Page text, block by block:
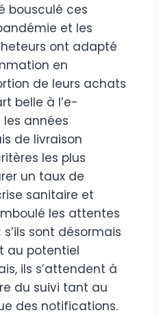
bousculé ces
et les
ont adapté
en
de leurs achats
belle à l’e-
années
de livraison
les plus
un taux de
sanitaire et
les attentes
sont désormais
au potentiel
ils s’attendent à
du suivi tant au
des notifications.